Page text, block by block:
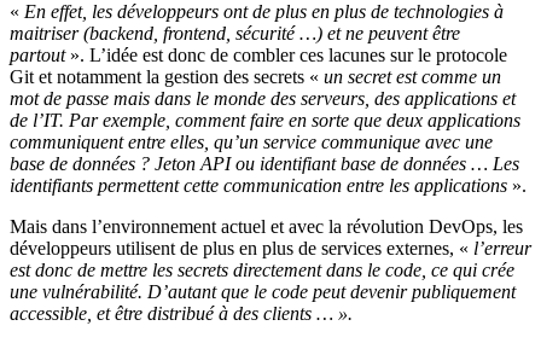
« En effet, les développeurs ont de plus en plus de technologies à
maitriser (backend, frontend, sécurité …) et ne peuvent être
partout». L’idée est donc de combler ces lacunes sur le protocole
Git et notamment la gestion des secrets « un secret est comme un
mot de passe mais dans le monde des serveurs, des applications et
de l’IT. Par exemple, comment faire en sorte que deux applications
communiquent entre elles, qu’un service communique avec une
base de données ? Jeton API ou identifiant base de données … Les
identifiants permettent cette communication entre les applications ».
Mais dans l’environnement actuel et avec la révolution DevOps, les
développeurs utilisent de plus en plus de services externes, « l’erreur
est donc de mettre les secrets directement dans le code, ce qui crée
une vulnérabilité. D’autant que le code peut devenir publiquement
accessible, et être distribué à des clients … ».